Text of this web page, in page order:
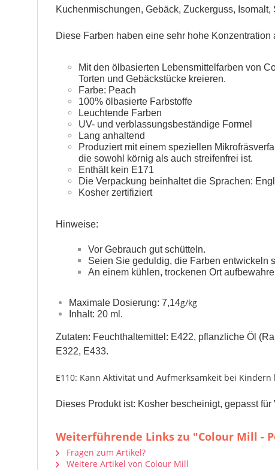
Kuchenmischungen, Gebäck, Zuckerguss,
Diese Farben haben eine sehr hohe
Mit den ölbasierten Lebensmittelfarben von
Torten und Gebäckstücke kreieren.
Farbe: Peach
100% ölbasierte Farbstoffe
Leuchtende Farben
UV- und verblassungsbeständige Formel
Lang anhaltend
Produziert mit einem speziellen
die sowohl körnig als auch streifenfrei ist.
Enthält kein E171
Die Verpackung beinhaltet die Sprachen:
Kosher zertifiziert
Hinweise:
Vor Gebrauch gut schütteln.
Seien Sie geduldig, die Farben entwickeln
An einem kühlen, trockenen Ort
Maximale Dosierung: 7,14g/kg
Inhalt: 20 ml.
Zutaten: Feuchthaltemittel: E422, pflanzliche Öl
E322, E433.
E110: Kann Aktivität und Aufmerksamkeit bei
Dieses Produkt ist: Kosher bescheinigt, gepasst
Weiterführende Links zu "Colour Mill -
Fragen zum Artikel?
Weitere Artikel von Colour Mill